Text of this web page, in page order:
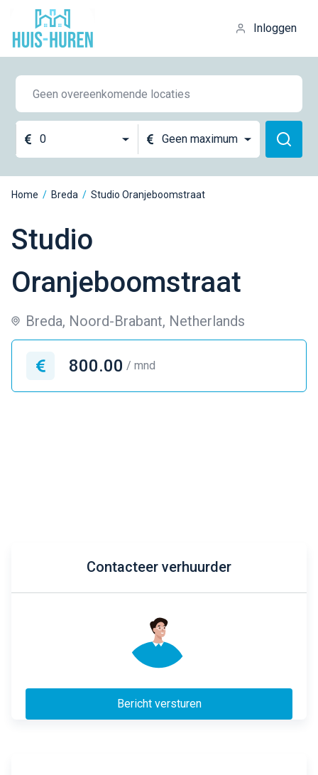
Inloggen
0 Geen maximum
Home / Breda / Studio Oranjeboomstraat
Studio
Oranjeboomstraat
Breda, Noord-Brabant, Netherlands
800.00 / mnd
Contacteer verhuurder
Bericht versturen